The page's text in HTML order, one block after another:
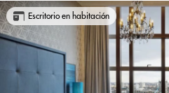
Escritorio en habitación